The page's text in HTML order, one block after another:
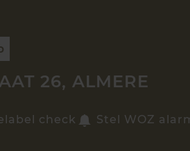
26, ALMERE
check Stel WOZ